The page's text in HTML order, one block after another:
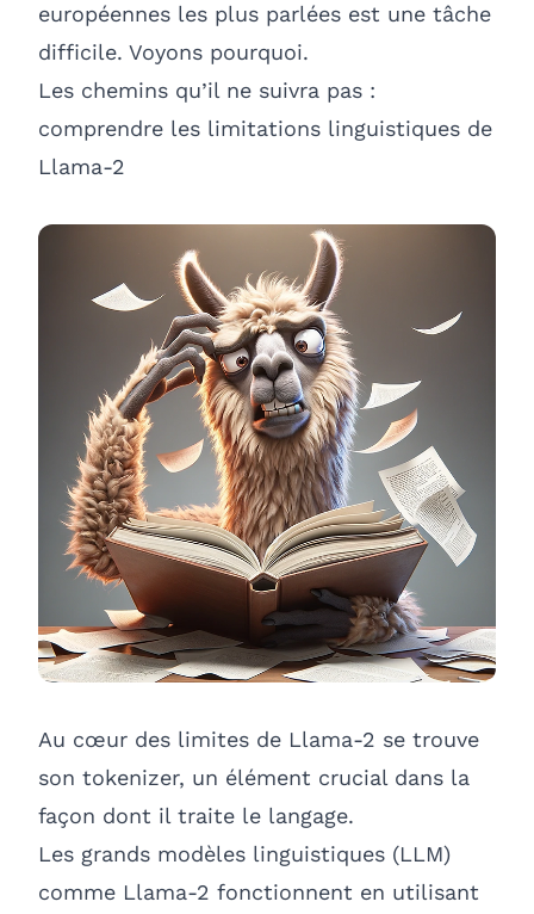
européennes les plus parlées est une tâche
difficile. Voyons pourquoi.
Les chemins qu’il ne suivra pas :
comprendre les limitations linguistiques de
Llama-2
Au cœur des limites de Llama-2 se trouve
son tokenizer, un élément crucial dans la
façon dont il traite le langage.
Les grands modèles linguistiques (LLM)
comme Llama-2 fonctionnent en utilisant